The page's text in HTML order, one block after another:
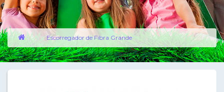
Escorregador de Fibra Grande